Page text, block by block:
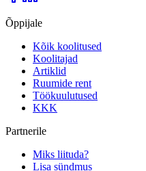
Õppijale
Kõik koolitused
Koolitajad
Artiklid
Ruumide rent
Töökuulutused
KKK
Partnerile
Miks liituda?
Lisa sündmus